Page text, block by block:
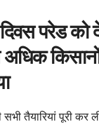
परेड
तैयारियां पूरी कर